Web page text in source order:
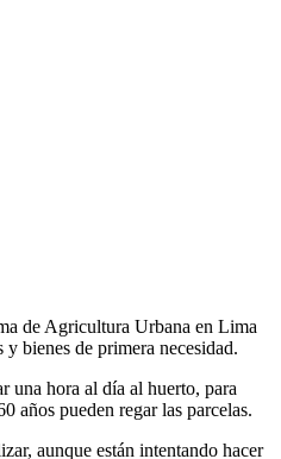
de Agricultura Urbana en Lima
bienes de primera necesidad.
una hora al día al huerto, para
años pueden regar las parcelas.
aunque están intentando hacer